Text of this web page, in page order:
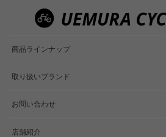
商品ラインナップ
取り扱いブランド
お問い合わせ
店舗紹介